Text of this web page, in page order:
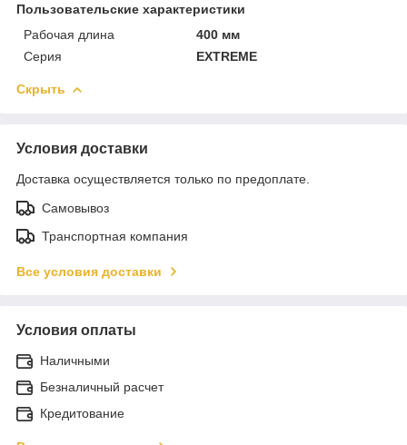
Пользовательские характеристики
Рабочая длина
400 мм
Серия
EXTREME
Скрыть
Условия доставки
Доставка осуществляется только по предоплате.
Самовывоз
Транспортная компания
Все условия доставки
Условия оплаты
Наличными
Безналичный расчет
Кредитование